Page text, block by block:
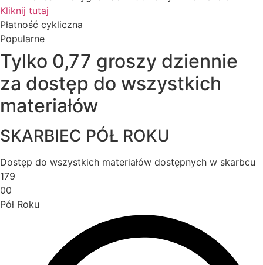
Kliknij tutaj
Płatność cykliczna
Popularne
Tylko 0,77 groszy dziennie
za dostęp do wszystkich
materiałów
SKARBIEC PÓŁ ROKU
Dostęp do wszystkich materiałów dostępnych w skarbcu
179
00
Pół Roku